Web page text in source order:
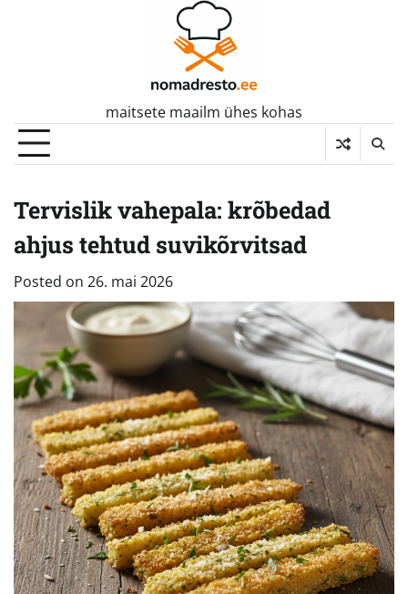
maitsete maailm ühes kohas
Tervislik vahepala: krõbedad
ahjus tehtud suvikõrvitsad
Posted on 26. mai 2026